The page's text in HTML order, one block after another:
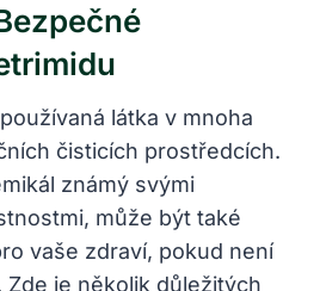
látka v mnoha
čisticích prostředcích.
známý svými
může být také
vaše zdraví, pokud není
Zde je několik důležitých